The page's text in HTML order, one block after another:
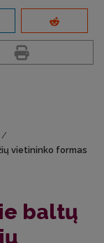
/
vietininko formas
baltų